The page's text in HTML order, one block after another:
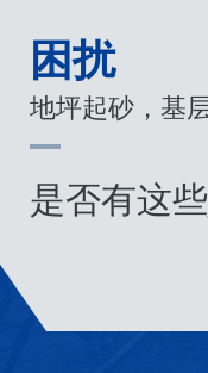
困扰
地坪起砂，基
是否有这些